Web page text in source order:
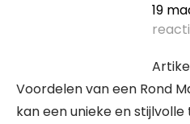
19
Voordelen van een Rond
kan een unieke en